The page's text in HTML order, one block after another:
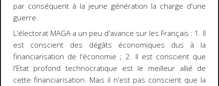
par conséquent à la jeune génération la charge d'une
guerre.
L'électorat MAGA a un peu d'avance sur les Français : 1. Il
est conscient des dégâts économiques dus à la
financiarisation de l'économie ; 2. Il est conscient que
l'Etat profond technocratique est le meilleur allié de
cette financiarisation. Mais il n'est pas conscient que la